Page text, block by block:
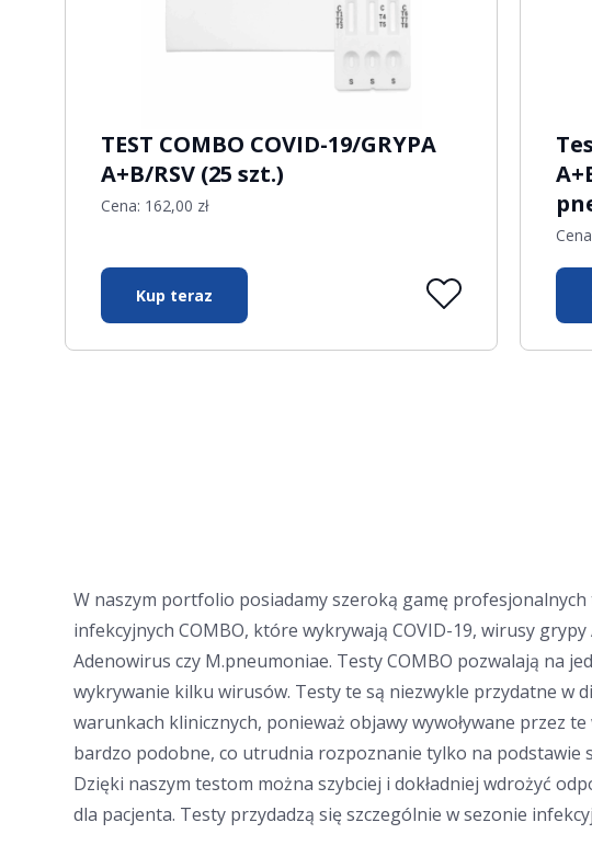
TEST COMBO COVID-19/GRYPA
A+B/RSV (25 szt.)
Cena: 162,00 zł
Kup teraz
W naszym portfolio posiadamy szeroką gamę
infekcyjnych COMBO, które wykrywają COVID-19, wirusy grypy
Adenowirus czy M.pneumoniae. Testy COMBO pozwalają na
wykrywanie kilku wirusów. Testy te są niezwykle przydatne w
warunkach klinicznych, ponieważ objawy wywoływane przez
bardzo podobne, co utrudnia rozpoznanie tylko na podstawie
Dzięki naszym testom można szybciej i dokładniej wdrożyć
dla pacjenta. Testy przydadzą się szczególnie w sezonie